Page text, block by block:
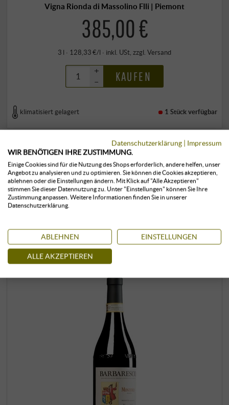
Vigna Rionda di Massolino Flli | Piemont
385,00 €
3 l · 128,33 €/l · inkl. USt , zzgl. Versand
+
–
KAUFEN
klimatisiert gelagert 1 Stückverfügbar
KUNDEN, DIE DIESES PRODUKT
Datenschutzerklärung | Impressum
WIR BENÖTIGEN IHRE ZUSTIMMUNG.
Einige Cookies sind für die Nutzung des Shops erforderlich, andere helfen, unser
Angebot zu analysieren und zu optimieren. Sie können die Cookies akzeptieren,
ablehnen oder die Einstellungen ändern. Mit Klick auf "Alle Akzeptieren"
stimmen Sie dieser Datennutzung zu. Unter "Einstellungen" können Sie Ihre
Zustimmung anpassen. Weitere Informationen finden Sie in unserer
Datenschutzerklärung.
ABLEHNEN EINSTELLUNGEN
ALLE AKZEPTIEREN